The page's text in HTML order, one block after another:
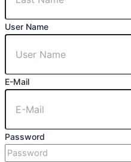
User Name
E-Mail
Password